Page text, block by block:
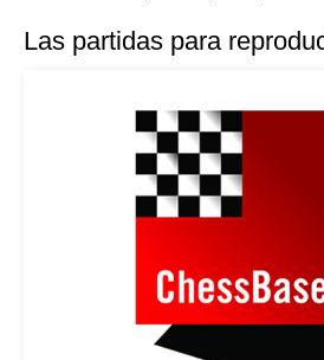
Las partidas para